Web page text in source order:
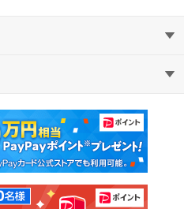
中古マンション
中古一戸建て
土地
教えて！住まいの先生